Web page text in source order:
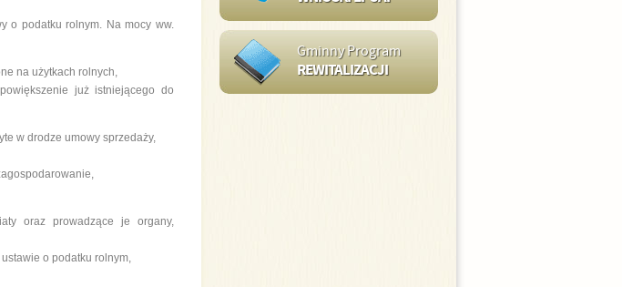
o podatku rolnym. Na mocy ww.
na użytkach rolnych,
już istniejącego do
w drodze umowy sprzedaży,
oraz prowadzące je organy,
o podatku rolnym,
Gminny Program
REWITALIZACJI